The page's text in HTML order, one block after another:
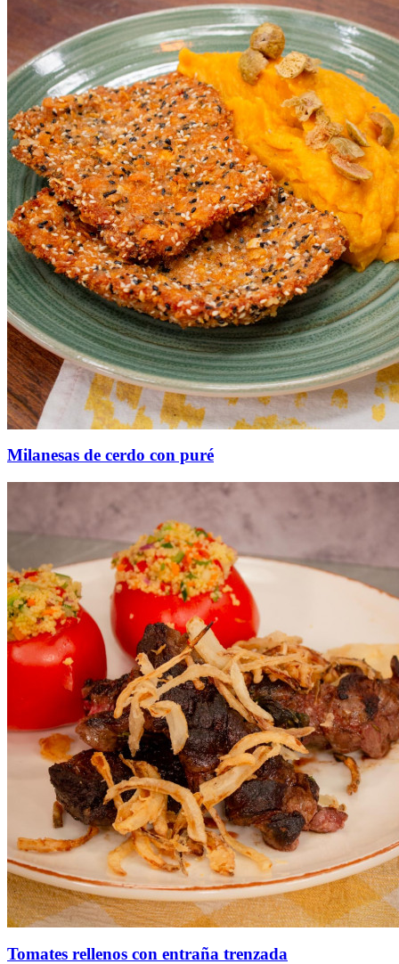
Milanesas de cerdo con puré
Tomates rellenos con entraña trenzada